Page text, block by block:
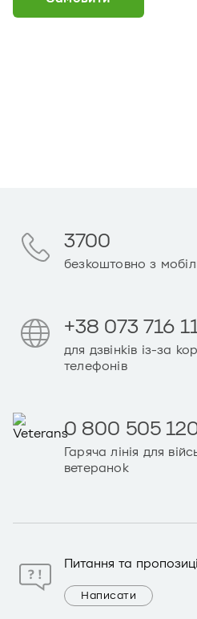
3700
безкоштовно з
+38 073 716
для дзвінків із-за
телефонів
0 800 505
Гаряча лінія для
ветеранок
Питання та
Написати